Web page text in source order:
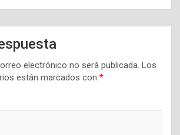
electrónico no será publicada. Los
están marcados con *